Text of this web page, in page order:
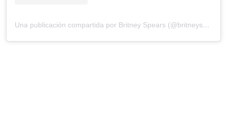
Una publicación compartida por Britney Spears (@britneyspears)